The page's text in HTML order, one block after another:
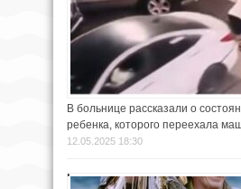
В больнице рассказали о
ребенка, которого переехала
12.05.2025 18:30